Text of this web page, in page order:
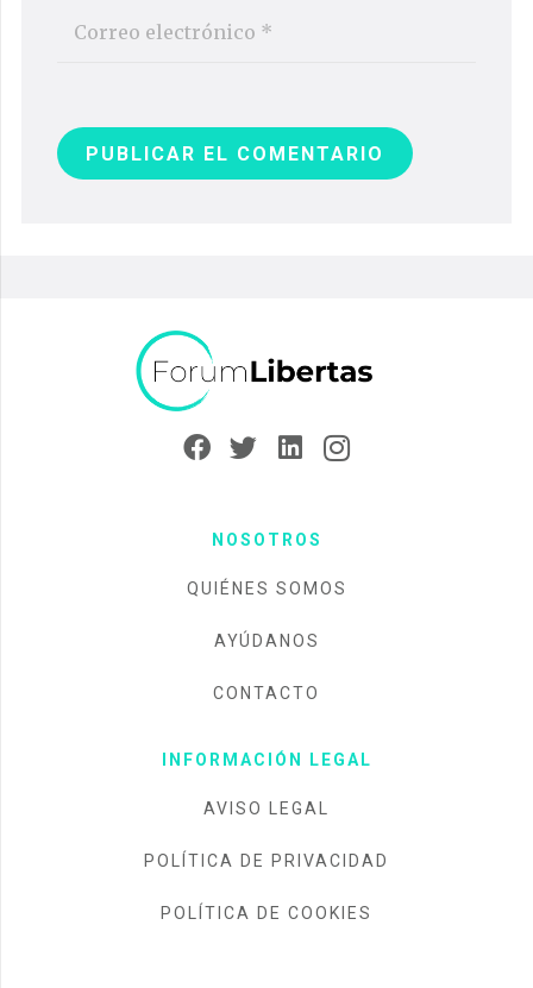
PUBLICAR EL COMENTARIO
NOSOTROS
QUIÉNES SOMOS
AYÚDANOS
CONTACTO
INFORMACIÓN LEGAL
AVISO LEGAL
POLÍTICA DE PRIVACIDAD
POLÍTICA DE COOKIES